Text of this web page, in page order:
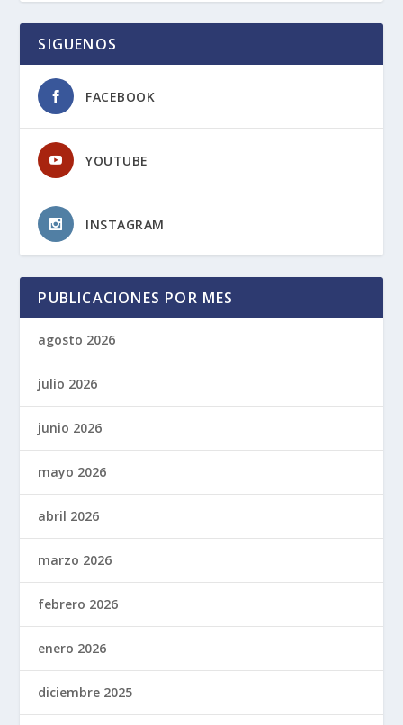
SIGUENOS
FACEBOOK
YOUTUBE
INSTAGRAM
PUBLICACIONES POR MES
agosto 2026
julio 2026
junio 2026
mayo 2026
abril 2026
marzo 2026
febrero 2026
enero 2026
diciembre 2025